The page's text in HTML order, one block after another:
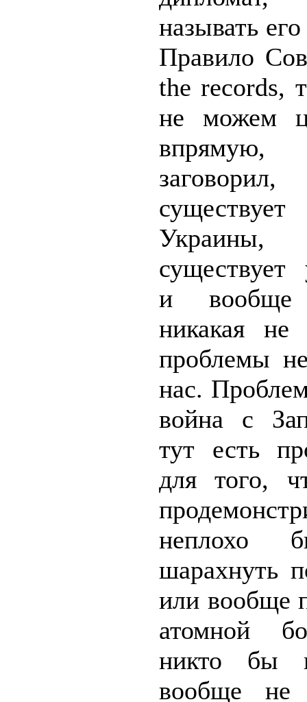
называть
Правило
the records,
не можем
существует
и вообще
никакая не
проблемы
нас.
война с
тут есть
для того,
неплохо
шарахнуть
или вообще
атомной
никто бы
вообще не